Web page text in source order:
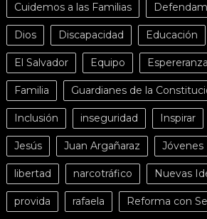
Cuidemos a las Familias
Dios Discapacidad Educación
El Salvador Equipo Espereranza
Familia Guardianes de la
Inclusión inseguridad Inspirar
Jesús Juan Argañaraz Jóvenes
libertad narcotráfico Nuevas
provida rafaela Reforma con